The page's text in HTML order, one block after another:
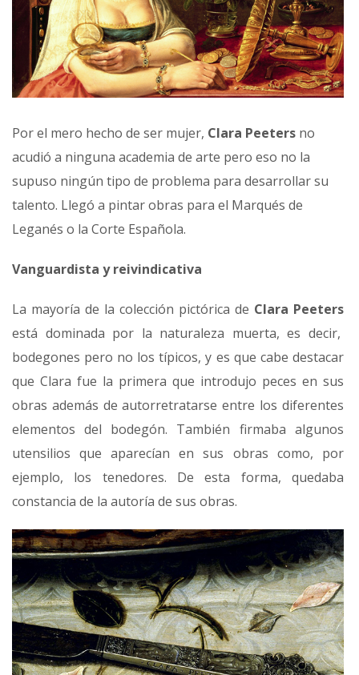
Por el mero hecho de ser mujer, Clara Peeters no
acudió a ninguna academia de arte pero eso no la
supuso ningún tipo de problema para desarrollar su
talento. Llegó a pintar obras para el Marqués de
Leganés o la Corte Española.
Vanguardista y reivindicativa
La mayoría de la colección pictórica de Clara Peeters
está dominada por la naturaleza muerta, es decir,
bodegones pero no los típicos, y es que cabe destacar
que Clara fue la primera que introdujo peces en sus
obras además de autorretratarse entre los diferentes
elementos del bodegón. También firmaba algunos
utensilios que aparecían en sus obras como, por
ejemplo, los tenedores. De esta forma, quedaba
constancia de la autoría de sus obras.